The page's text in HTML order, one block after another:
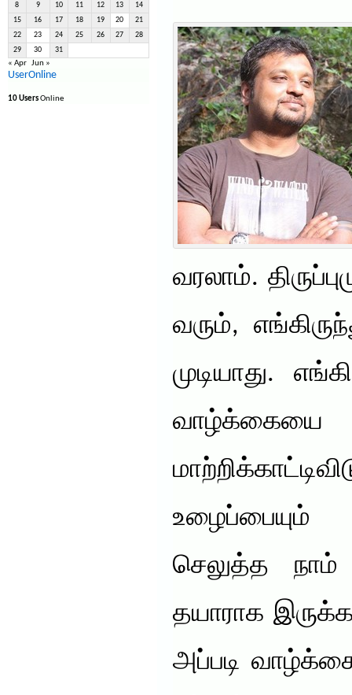
8 9 10 11 12 13 14
15 16 17 18 19 20 21
22 23 24 25 26 27 28
29 30 31
« Apr Jun »
UserOnline
10 UsersOnline
வரலாம்.
வரும்,
முடியாது.
செலுத்த நாம்
தயாராக
அப்படி